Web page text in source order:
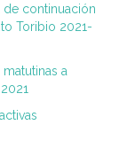
de continuación
Toribio 2021-
a